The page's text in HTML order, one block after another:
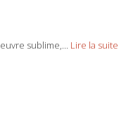
sublime,... Lire la suite